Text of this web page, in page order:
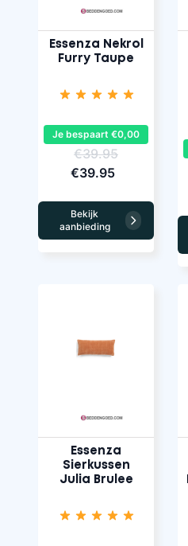
Essenza Nekrol
Furry Taupe
Je bespaart €0,00
€39.95
€39.95
Bekijk
aanbieding
Essenza
Sierkussen
Julia Brulee